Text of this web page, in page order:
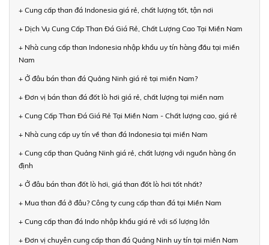
+ Cung cấp than đá Indonesia giá rẻ, chất lượng tốt, tận nơi
+ Dịch Vụ Cung Cấp Than Đá Giá Rẻ, Chất Lượng Cao Tại Miền Nam
+ Nhà cung cấp than Indonesia nhập khẩu uy tín hàng đầu tại miền
Nam
+ Ở đâu bán than đá Quảng Ninh giá rẻ tại miền Nam?
+ Đơn vị bán than đá đốt lò hơi giá rẻ, chất lượng tại miền nam
+ Cung Cấp Than Đá Giá Rẻ Tại Miền Nam - Chất lượng cao, giá rẻ
+ Nhà cung cấp uy tín về than đá Indonesia tại miền Nam
+ Cung cấp than Quảng Ninh giá rẻ, chất lượng với nguồn hàng ổn
định
+ Ở đâu bán than đốt lò hơi, giá than đốt lò hơi tốt nhất?
+ Mua than đá ở đâu? Công ty cung cấp than đá tại Miền Nam
+ Cung cấp than đá Indo nhập khẩu giá rẻ với số lượng lớn
+ Đơn vị chuyên cung cấp than đá Quảng Ninh uy tín tại miền Nam